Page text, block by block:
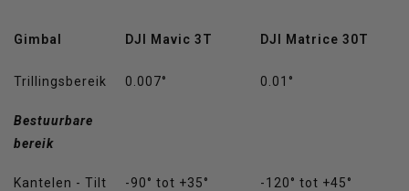
Gimbal DJI Mavic 3T DJI Matrice 30T
Trillingsbereik 0.007° 0.01°
Bestuurbare
bereik
Kantelen - Tilt -90° tot +35° -120° tot +45°